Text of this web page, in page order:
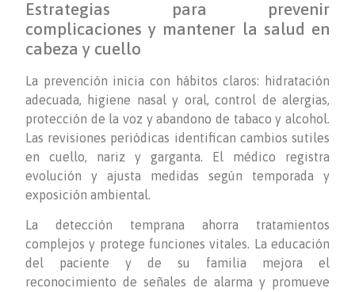
Estrategias para prevenir
complicaciones y mantener la salud en
cabeza y cuello
La prevención inicia con hábitos claros: hidratación
adecuada, higiene nasal y oral, control de alergias,
protección de la voz y abandono de tabaco y alcohol.
Las revisiones periódicas identifican cambios sutiles
en cuello, nariz y garganta. El médico registra
evolución y ajusta medidas según temporada y
exposición ambiental.
La detección temprana ahorra tratamientos
complejos y protege funciones vitales. La educación
del paciente y de su familia mejora el
reconocimiento de señales de alarma y promueve